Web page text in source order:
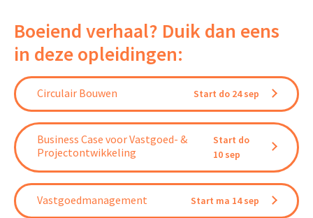
Boeiend verhaal? Duik dan eens
in deze opleidingen:
Circulair Bouwen Start do 24 sep
Business Case voor Vastgoed- &
Projectontwikkeling
Start do
10 sep
Vastgoedmanagement Start ma 14 sep